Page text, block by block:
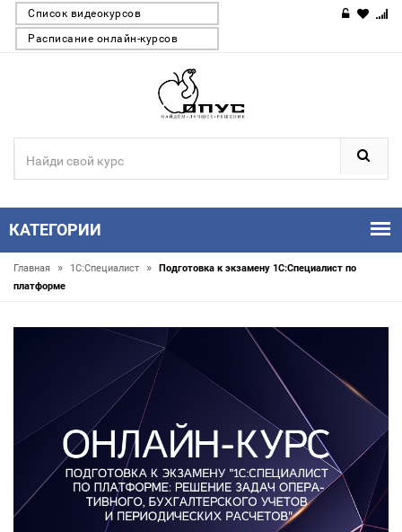
Список видеокурсов
Расписание онлайн-курсов
КАТЕГОРИИ
Главная » 1С:Специалист »
Подготовка к экзамену 1С:Специалист по
платформе